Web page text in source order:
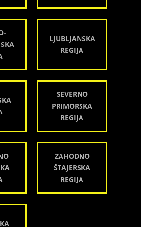
LJUBLJANSKA
REGIJA
SEVERNO
PRIMORSKA
REGIJA
ZAHODNO
ŠTAJERSKA
REGIJA